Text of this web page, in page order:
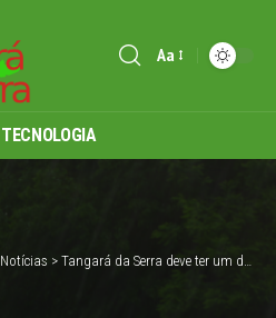
Font
Aa
TECNOLOGIA
Notícias > Tangará da Serra deve ter um dia com chuva em áreas específicas nesta terça-feira (21)